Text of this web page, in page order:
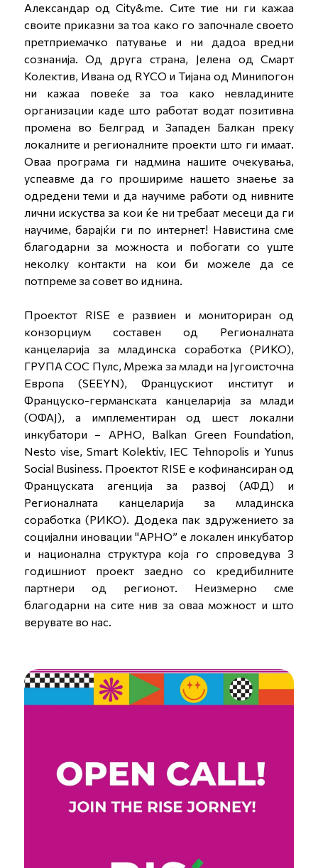
Александар од City&me. Сите тие ни ги кажаа
своите приказни за тоа како го започнале своето
претприемачко патување и ни дадоа вредни
сознанија. Од друга страна, Јелена од Смарт
Колектив, Ивана од RYCO и Тијана од Минипогон
ни кажаа повеќе за тоа како невладините
организации каде што работат водат позитивна
промена во Белград и Западен Балкан преку
локалните и регионалните проекти што ги имаат.
Оваа програма ги надмина нашите очекувања,
успеавме да го прошириме нашето знаење за
одредени теми и да научиме работи од нивните
лични искуства за кои ќе ни требаат месеци да ги
научиме, барајќи ги по интернет! Навистина сме
благодарни за можноста и побогати со уште
неколку контакти на кои би можеле да се
потпреме за совет во иднина.
Проектот RISE е развиен и мониториран од
конзорциум составен од Регионалната
канцеларија за младинска соработка (РИКО),
ГРУПА СОС Пулс, Мрежа за млади на Југоисточна
Европа (SEEYN), Францускиот институт и
Француско-германската канцеларија за млади
(ОФАЈ), а имплементиран од шест локални
инкубатори – АРНО, Balkan Green Foundation,
Nesto vise, Smart Kolektiv, IEC Tehnopolis и Yunus
Social Business. Проектот RISE е кофинансиран од
Француската агенција за развој (АФД) и
Регионалната канцеларија за младинска
соработка (РИКО). Додека пак здружението за
социјални иновации "АРНО” е локален инкубатор
и национална структура која го спроведува 3
годишниот проект заедно со кредибилните
партнери од регионот. Неизмерно сме
благодарни на сите нив за оваа можност и што
верувате во нас.